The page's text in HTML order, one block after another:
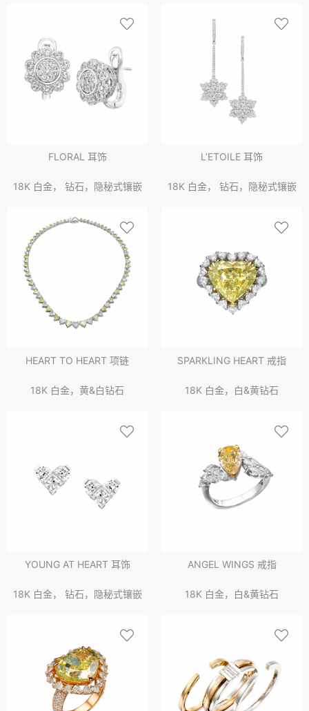
FLORAL 耳饰
18K 白金， 钻石，隐秘式镶嵌
L’ETOILE 耳饰
18K 白金， 钻石，隐秘式镶嵌
HEART TO HEART 项链
18K 白金，黄&白钻石
SPARKLING HEART 戒指
18K 白金，白&黄钻石
YOUNG AT HEART 耳饰
18K 白金， 钻石，隐秘式镶嵌
ANGEL WINGS 戒指
18K 白金，白&黄钻石